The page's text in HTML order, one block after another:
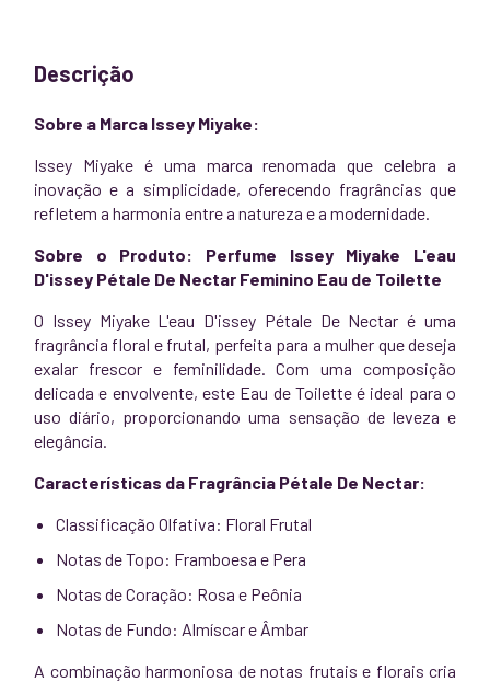
Descrição
Sobre a Marca Issey Miyake:
Issey Miyake é uma marca renomada que celebra a
inovação e a simplicidade, oferecendo fragrâncias que
refletem a harmonia entre a natureza e a modernidade.
Sobre o Produto: Perfume Issey Miyake L'eau
D'issey Pétale De Nectar Feminino Eau de Toilette
O Issey Miyake L'eau D'issey Pétale De Nectar é uma
fragrância floral e frutal, perfeita para a mulher que deseja
exalar frescor e feminilidade. Com uma composição
delicada e envolvente, este Eau de Toilette é ideal para o
uso diário, proporcionando uma sensação de leveza e
elegância.
Características da Fragrância Pétale De Nectar:
Classificação Olfativa: Floral Frutal
Notas de Topo: Framboesa e Pera
Notas de Coração: Rosa e Peônia
Notas de Fundo: Almíscar e Âmbar
A combinação harmoniosa de notas frutais e florais cria